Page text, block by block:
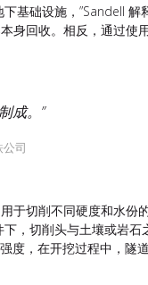
基础设施，”Sandell
身回收。相反，通过
成。”
司
于切削不同硬度和水
，切削头与土壤或岩
，在开挖过程中，隧